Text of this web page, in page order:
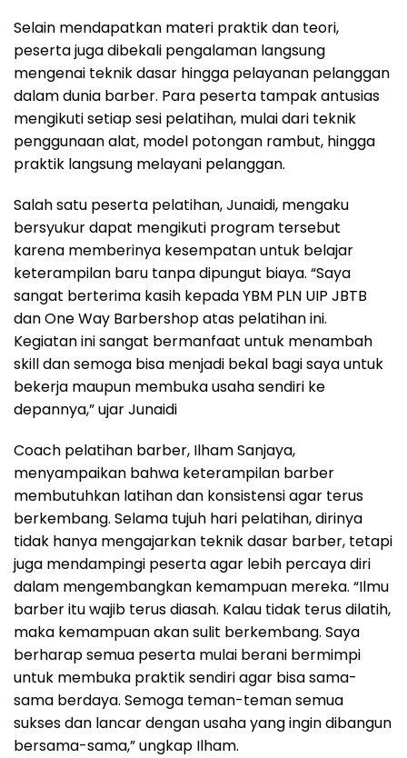
Selain mendapatkan materi praktik dan teori,
peserta juga dibekali pengalaman langsung
mengenai teknik dasar hingga pelayanan pelanggan
dalam dunia barber. Para peserta tampak antusias
mengikuti setiap sesi pelatihan, mulai dari teknik
penggunaan alat, model potongan rambut, hingga
praktik langsung melayani pelanggan.
Salah satu peserta pelatihan, Junaidi, mengaku
bersyukur dapat mengikuti program tersebut
karena memberinya kesempatan untuk belajar
keterampilan baru tanpa dipungut biaya. “Saya
sangat berterima kasih kepada YBM PLN UIP JBTB
dan One Way Barbershop atas pelatihan ini.
Kegiatan ini sangat bermanfaat untuk menambah
skill dan semoga bisa menjadi bekal bagi saya untuk
bekerja maupun membuka usaha sendiri ke
depannya,” ujar Junaidi
Coach pelatihan barber, Ilham Sanjaya,
menyampaikan bahwa keterampilan barber
membutuhkan latihan dan konsistensi agar terus
berkembang. Selama tujuh hari pelatihan, dirinya
tidak hanya mengajarkan teknik dasar barber, tetapi
juga mendampingi peserta agar lebih percaya diri
dalam mengembangkan kemampuan mereka. “Ilmu
barber itu wajib terus diasah. Kalau tidak terus dilatih,
maka kemampuan akan sulit berkembang. Saya
berharap semua peserta mulai berani bermimpi
untuk membuka praktik sendiri agar bisa sama-
sama berdaya. Semoga teman-teman semua
sukses dan lancar dengan usaha yang ingin dibangun
bersama-sama,” ungkap Ilham.